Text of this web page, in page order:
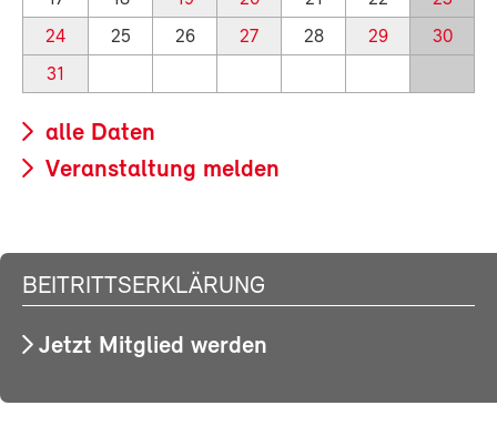
24
25 26 27 28 29
30
31
alle Daten
Veranstaltung melden
BEITRITTSERKLÄRUNG
Jetzt Mitglied werden